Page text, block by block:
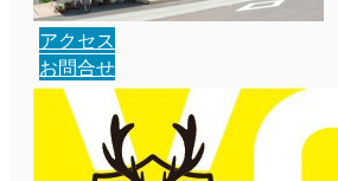
アクセス
お問合せ